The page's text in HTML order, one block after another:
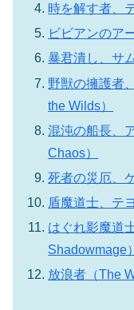
時を解す者、
ビビアンのア
暴君潰し、サ
野獣の擁護者
the Wilds）
混沌の船長、
Chaos）
死者の災厄、
盾魔道士、テ
はぐれ影魔道
Shadowmage）
放浪者（The